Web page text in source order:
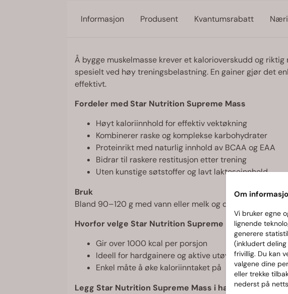
Informasjon Produsent Kvantumsrabatt
Å bygge muskelmasse krever et kalorioverskudd og
spesielt ved høy treningsbelastning. En gainer gjør det
effektivt.
Fordeler med Star Nutrition Supreme Mass
Høyt kaloriinnhold for effektiv vektøkning
Kombinerer raske og komplekse karbohydrater
Proteinrikt med naturlig innhold av BCAA og EAA
Bidrar til raskere restitusjon etter trening
Uten kunstige søtstoffer og lavt laktoseinnhold
Bruk
Bland 90–120 g med vann eller melk og drikk etter
Hvorfor velge Star Nutrition Supreme Mass?
Gir over 1000 kcal per porsjon
Ideell for hardgainere og aktive utøvere
Enkel måte å øke kaloriinntaket på
Legg Star Nutrition Supreme Mass i handlekurven i
Om
Vi bruker egne
lignende
generere
(inkludert
frivillig. Du kan
valgene dine
eller trekke
nederst på